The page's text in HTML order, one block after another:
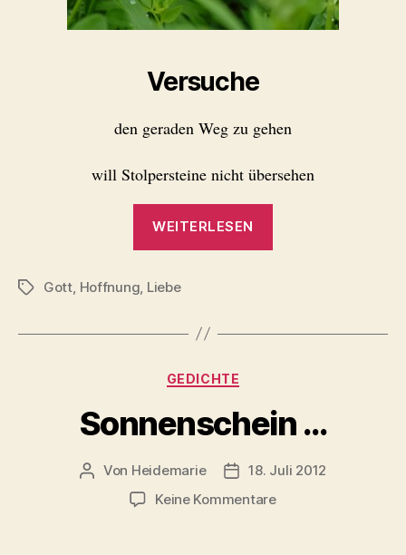
Versuche
den geraden Weg zu gehen
will Stolpersteine nicht übersehen
WEITERLESEN
Schlagwörter
Gott Hoffnung Liebe
Kategorien
GEDICHTE
Sonnenschein …
Beitragsautor
Von Heidemarie Veröffentlichungsdatum
18. Juli 2012
Keine Kommentarezu